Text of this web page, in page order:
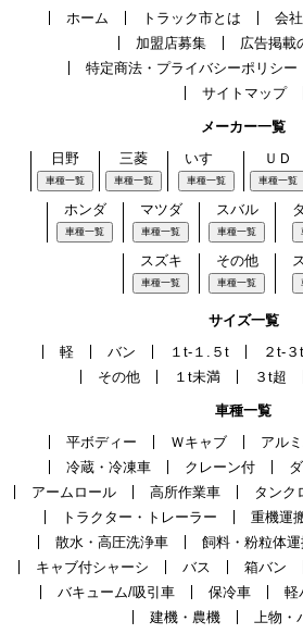
ホーム トラック市とは 会
加盟店募集
広告掲載
特定商法・プライバシーポリシー
サイトマップ
メーカー一覧
日野
車種一覧
三菱
車種一覧
いすゞ
車種一覧
ＵＤ
車種一覧
ホンダ
車種一覧
マツダ
車種一覧
スバル
車種一覧
スズキ
車種一覧
その他
車種一覧
サイズ一覧
軽
バン １t-１.５t ２t-３t
その他
１t未満 ３t超
車種一覧
平ボディー
Ｗキャブ アル
冷蔵・冷凍車
クレーン付
アームロール
高所作業車 タンク
トラクター・トレーラー
重機運
散水・高圧洗浄車
飼料・粉粒体
キャブ付シャーシ
バス 箱バン
バキューム/吸引車
保冷車 軽
建機・農機
上物・